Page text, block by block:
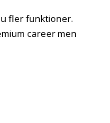
fler funktioner.
career men